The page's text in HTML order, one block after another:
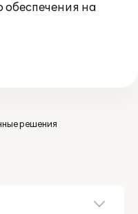
обеспечения на
решения